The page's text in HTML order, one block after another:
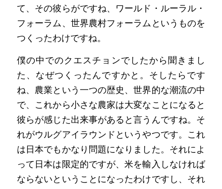
て、その彼らがですね、ワールド・ルーラル・
フォーラム、世界農村フォーラムというものを
つくったわけですね。
僕の中でのクエスチョンでしたから聞きまし
た、なぜつくったんですかと。そしたらです
ね、農業という一つの歴史、世界的な潮流の中
で、これから小さな農家は大変なことになると
彼らが感じた出来事があると言うんですね。そ
れがウルグアイラウンドというやつです。これ
は日本でもかなり問題になりました。それによ
って日本は限定的ですが、米を輸入しなければ
ならないということになったわけですし、それ